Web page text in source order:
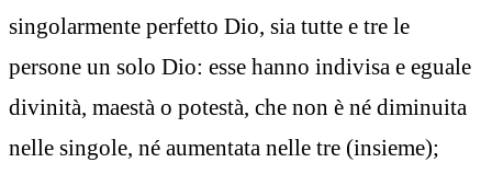
singolarmente perfetto Dio, sia tutte e tre le
persone un solo Dio: esse hanno indivisa e eguale
divinità, maestà o potestà, che non è né diminuita
nelle singole, né aumentata nelle tre (insieme);